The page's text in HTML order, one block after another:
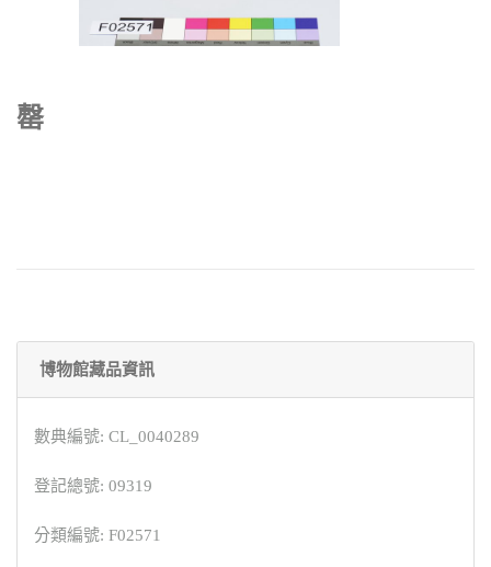
罄
博物館藏品資訊
數典編號: CL_0040289
登記總號: 09319
分類編號: F02571